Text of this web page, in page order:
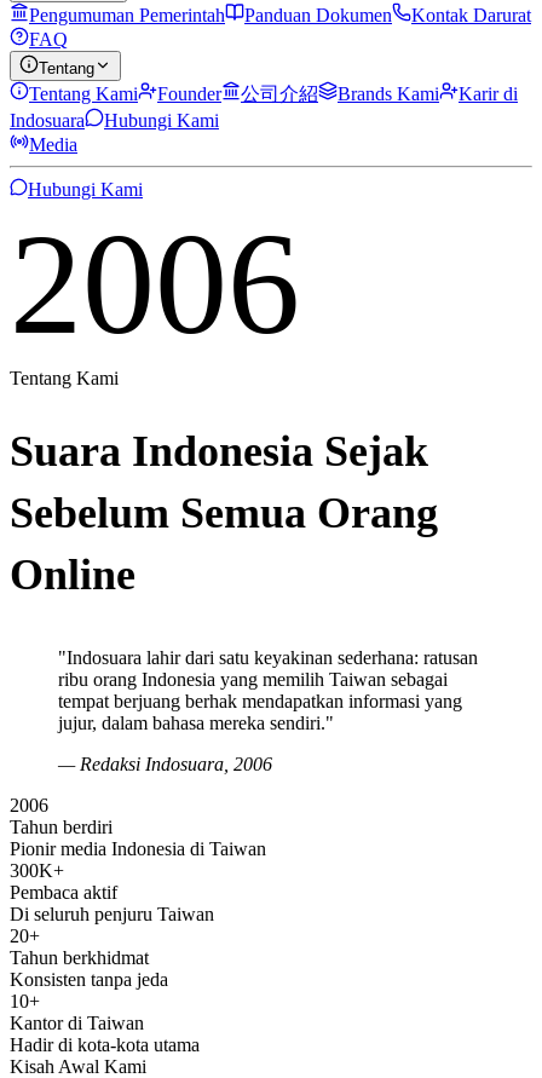
Pengumuman Pemerintah Panduan Dokumen
Kontak Darurat
FAQ
Tentang
Tentang Kami Founder 公司介紹 Brands Kami
Karir di
Indosuara
Hubungi Kami
Media
Hubungi Kami
2006
Tentang Kami
Suara Indonesia Sejak
Sebelum Semua Orang
Online
"Indosuara lahir dari satu keyakinan sederhana: ratusan
ribu orang Indonesia yang memilih Taiwan sebagai
tempat berjuang berhak mendapatkan informasi yang
jujur, dalam bahasa mereka sendiri."
— Redaksi Indosuara , 2006
2006
Tahun berdiri
Pionir media Indonesia di Taiwan
300K+
Pembaca aktif
Di seluruh penjuru Taiwan
20+
Tahun berkhidmat
Konsisten tanpa jeda
10+
Kantor di Taiwan
Hadir di kota-kota utama
Kisah Awal Kami